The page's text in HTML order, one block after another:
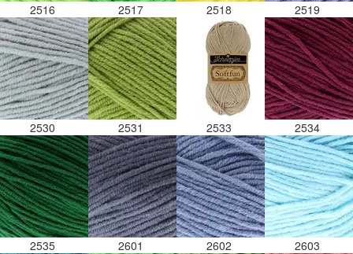
2516 2517 2518 2519
2530 2531 2533 2534
2535 2601 2602 2603